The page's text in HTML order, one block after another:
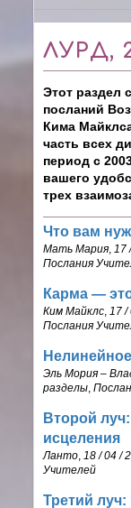
ЛУРД,
Этот раздел
посланий
Кима
часть всех
период с
вашего
трех
Что вам
Мать Мария 17
Послания
Карма —
Ким Майклс 17 /
Послания
Эль Мория –
разделы ,
Второй
исцеления
Ланто 18 / 04 /
Учителей
Третий